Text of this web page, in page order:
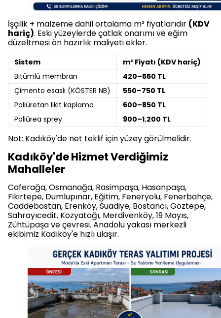
İşçilik + malzeme dahil ortalama m² fiyatlarıdır (KDV
hariç). Eski yüzeylerde çatlak onarımı ve eğim
düzeltmesi ön hazırlık maliyeti ekler.
Sistem
m² Fiyatı (KDV hariç)
Bitümlü membran
420–550 TL
Çimento esaslı (KÖSTER NB)
550–750 TL
Poliüretan likit kaplama
600–850 TL
Poliürea sprey
900–1.200 TL
Not: Kadıköy'de net teklif için yüzey görülmelidir.
Kadıköy'de Hizmet Verdiğimiz
Mahalleler
Caferağa, Osmanağa, Rasimpaşa, Hasanpaşa,
Fikirtepe, Dumlupınar, Eğitim, Feneryolu, Fenerbahçe,
Caddebostan, Erenköy, Suadiye, Bostancı, Göztepe,
Sahrayıcedit, Kozyatağı, Merdivenköy, 19 Mayıs,
Zühtüpaşa ve çevresi. Anadolu yakası merkezli
ekibimiz Kadıköy'e hızlı ulaşır.